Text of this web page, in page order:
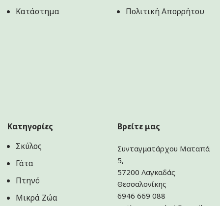
Κατάστημα
Πολιτική Aπορρήτου
Κατηγορίες
Σκύλος
Γάτα
Πτηνό
Μικρά Ζώα
Βρείτε μας
Συνταγματάρχου Ματαπά
5,
57200 Λαγκαδάς
Θεσσαλονίκης
6946 669 088